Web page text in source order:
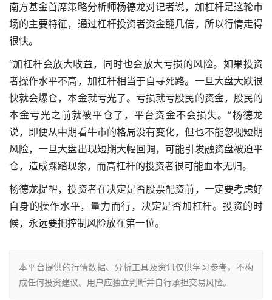
南方基金首席策略分析师杨德龙对记者说，加杠杆是这轮市
场的主要特征，通过杠杆投资者资金翻几倍，所以行情走得
很快。
“加杠杆会放大收益，同时也会放大亏损的风险。如果投资
者操作水平不高，加杠杆相当于自寻死路。一旦大盘大跌很
快就会爆仓，本金就亏光了。亏损就亏股民的资金，股民的
本金亏光之前就被平仓了，平台资金不会损失。”杨德龙
说，即便从中期看牛市的格局没有变化，但也不能忽视短期
风险，一旦大盘出现短期大幅回调，可能引发融资盘被迫平
仓，造成踩踏现象，而高杠杆的投资者很可能血本无归。
杨德龙提醒，投资者在决定是否股票配资前，一定要考虑好
自身的操作水平，量力而行，决定是否加杠杆。投资的时
候，永远要把控制风险放在第一位。
本平台提供的行情数据、分析工具及资讯仅供学习参考，不构
成任何投资建议。用户应独立判断并自行承担交易风险。